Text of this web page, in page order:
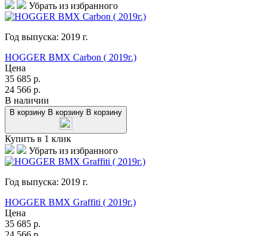
Убрать из избранного
Год выпуска: 2019 г.
HOGGER BMX Carbon ( 2019г.)
Цена
35 685 р.
24 566 р.
В наличии
В корзину В корзину В корзину
Купить в 1 клик
Убрать из избранного
Год выпуска: 2019 г.
HOGGER BMX Graffiti ( 2019г.)
Цена
35 685 р.